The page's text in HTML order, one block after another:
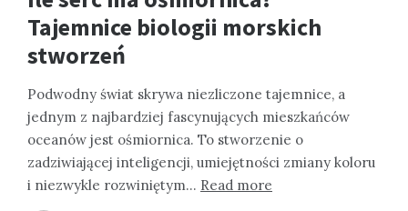
Tajemnice biologii morskich
stworzeń
Podwodny świat skrywa niezliczone tajemnice, a
jednym z najbardziej fascynujących mieszkańców
oceanów jest ośmiornica. To stworzenie o
zadziwiającej inteligencji, umiejętności zmiany koloru
i niezwykle rozwiniętym… Read more